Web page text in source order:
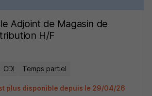
Adjoint de Magasin de
H/F
CDI Temps partiel
plus disponible depuis le 29/04/26